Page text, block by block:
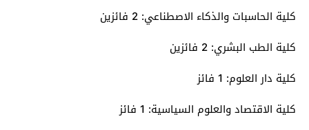
كلية الحاسبات والذكاء الاصطناعي: 2 فائزين
كلية الطب البشري: 2 فائزين
كلية دار العلوم: 1 فائز
كلية الاقتصاد والعلوم السياسية: 1 فائز